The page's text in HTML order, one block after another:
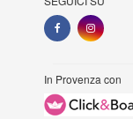
In Provenza con